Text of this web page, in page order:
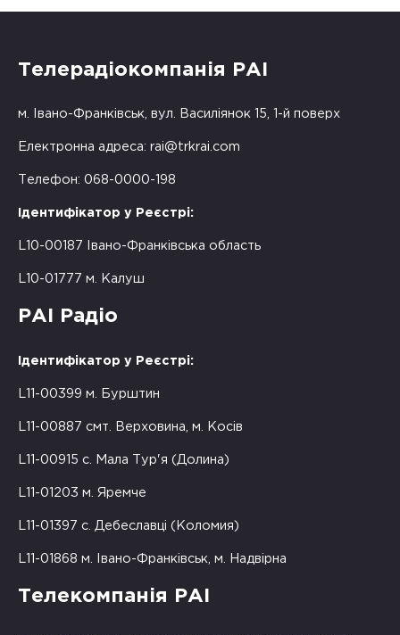
Телерадіокомпанія РАІ
м. Івано-Франківськ, вул. Василіянок 15, 1-й поверх
Електронна адреса: rai@trkrai.com
Телефон: 068-0000-198
Ідентифікатор у Реєстрі:
L10-00187 Івано-Франківська область
L10-01777 м. Калуш
РАІ Радіо
Ідентифікатор у Реєстрі:
L11-00399 м. Бурштин
L11-00887 смт. Верховина, м. Косів
L11-00915 с. Мала Тур'я (Долина)
L11-01203 м. Яремче
L11-01397 с. Дебеславці (Коломия)
L11-01868 м. Івано-Франківськ, м. Надвірна
Телекомпанія РАІ